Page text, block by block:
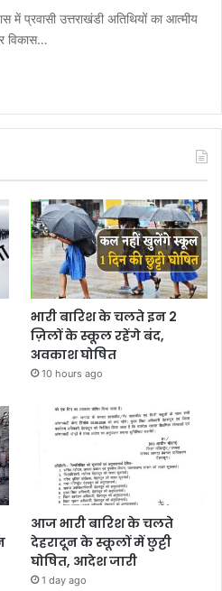
में प्रवासी उत्तराखंडी अतिथियों का आत्मीय
विकास…
भारी बारिश के चलते इन 2
ज़िलों के स्कूल रहेंगे बंद,
अवकाश घोषित
10 hours ago
आज भारी बारिश के चलते
देहरादून के स्कूलों में छुट्टी
घोषित, आदेश जारी
1 day ago